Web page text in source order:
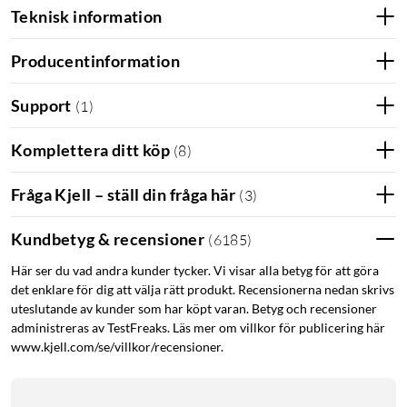
Laddar även enheter som inte har stöd för USB-
Eftersom USB-PD är byggd för kommunikation mellan laddare
och inkopplad enhet kan den även detektera enheter som inte
har stöd för USB-PD och sänker då spänningen till 5 V, för att
inte riskera att enhet och batteri tar skada. Det går därför
laddare som kräver 5 V för att ladda, exempelvis
mobiltelefoner, hörlurar och powerbanks.
Snabbladdning av iPhone
Teknisk information
Producentinformation
Support (1 )
Komplettera ditt köp (8)
Fråga Kjell – ställ din fråga här (3)
Kundbetyg & recensioner (6185)
Här ser du vad andra kunder tycker. Vi visar alla betyg för att göra
det enklare för dig att välja rätt produkt. Recensionerna nedan skrivs
uteslutande av kunder som har köpt varan. Betyg och recensioner
administreras av TestFreaks. Läs mer om villkor för publicering här
www.kjell.com/se/villkor/recensioner.